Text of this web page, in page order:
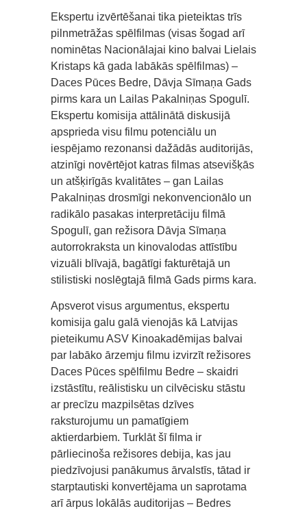
Ekspertu izvērtēšanai tika pieteiktas trīs
pilnmetrāžas spēlfilmas (visas šogad arī
nominētas Nacionālajai kino balvai Lielais
Kristaps kā gada labākās spēlfilmas) –
Daces Pūces Bedre, Dāvja Sīmaņa Gads
pirms kara un Lailas Pakalniņas Spogulī.
Ekspertu komisija attālinātā diskusijā
apsprieda visu filmu potenciālu un
iespējamo rezonansi dažādās auditorijās,
atzinīgi novērtējot katras filmas atsevišķās
un atšķirīgās kvalitātes – gan Lailas
Pakalniņas drosmīgi nekonvencionālo un
radikālo pasakas interpretāciju filmā
Spogulī, gan režisora Dāvja Sīmaņa
autorrokraksta un kinovalodas attīstību
vizuāli blīvajā, bagātīgi fakturētajā un
stilistiski noslēgtajā filmā Gads pirms kara.
Apsverot visus argumentus, ekspertu
komisija galu galā vienojās kā Latvijas
pieteikumu ASV Kinoakadēmijas balvai
par labāko ārzemju filmu izvirzīt režisores
Daces Pūces spēlfilmu Bedre – skaidri
izstāstītu, reālistisku un cilvēcisku stāstu
ar precīzu mazpilsētas dzīves
raksturojumu un pamatīgiem
aktierdarbiem. Turklāt šī filma ir
pārliecinoša režisores debija, kas jau
piedzīvojusi panākumus ārvalstīs, tātad ir
starptautiski konvertējama un saprotama
arī ārpus lokālās auditorijas – Bedres